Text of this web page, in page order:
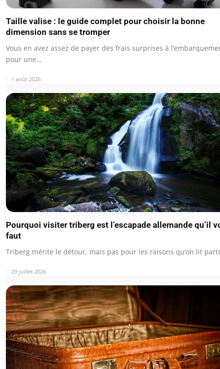
Taille valise : le guide complet pour choisir la bonne
dimension sans se tromper
Vous en avez assez de payer des frais surprises à
pour une…
1 août 2026
Pourquoi visiter triberg est l’escapade allemande qu’il
faut
Triberg mérite le détour, mais pas pour les raisons qu’on lit
29 juillet 2026